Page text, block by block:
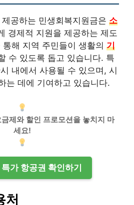
공하는 민생회복지원금은 소
경제적 지원을 제공하는 제도
해 지역 주민들이 생활의 기
수 있도록 돕고 있습니다. 특
내에서 사용될 수 있으며, 시
는 데에 기여하고 있습니다.
제와 할인 프로모션을 놓치지 마
세요!
가 항공권 확인하기
처